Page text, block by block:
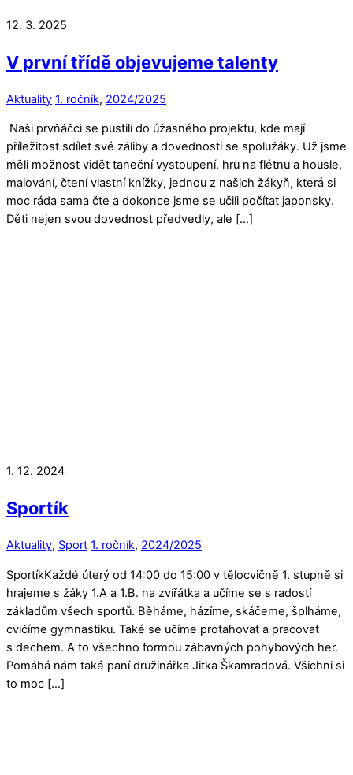
12. 3. 2025
V první třídě objevujeme talenty
Aktuality 1. ročník, 2024/2025
Naši prvňáčci se pustili do úžasného projektu, kde mají
příležitost sdílet své záliby a dovednosti se spolužáky. Už jsme
měli možnost vidět taneční vystoupení, hru na flétnu a housle,
malování, čtení vlastní knížky, jednou z našich žákyň, která si
moc ráda sama čte a dokonce jsme se učili počítat japonsky.
Děti nejen svou dovednost předvedly, ale […]
1. 12. 2024
Sportík
Aktuality, Sport 1. ročník, 2024/2025
SportíkKaždé úterý od 14:00 do 15:00 v tělocvičně 1. stupně si
hrajeme s žáky 1.A a 1.B. na zvířátka a učíme se s radostí
základům všech sportů. Běháme, házíme, skáčeme, šplháme,
cvičíme gymnastiku. Také se učíme protahovat a pracovat
s dechem. A to všechno formou zábavných pohybových her.
Pomáhá nám také paní družinářka Jitka Škamradová. Všichni si
to moc […]